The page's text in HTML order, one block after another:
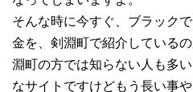
そんな時に今すぐ、ブラック
金を、剣淵町で紹介している
淵町の方では知らない人も多
なサイトですけどもう長い事や